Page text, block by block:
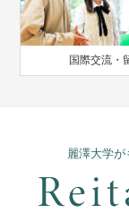
国際交流・
麗澤大学